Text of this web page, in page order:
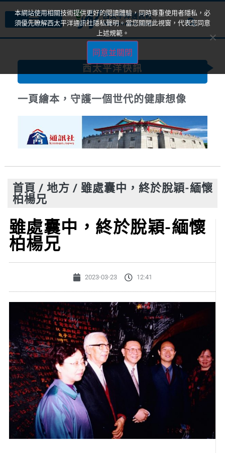
西太平洋快訊
一頁繪本，守護一個世代的健康想像
首頁 / 地方 / 雖處囊中，終於脫穎-緬懷
柏楊兄
雖處囊中，終於脫穎-緬懷
柏楊兄
2023-03-23 12:41
本網站使用相關技術提供更好的閱讀體驗，同時尊重使用者隱私，必
須優先瞭解西太平洋通訊社隱私聲明。當您關閉此視窗，代表您同意
上述規範。
同意並關閉